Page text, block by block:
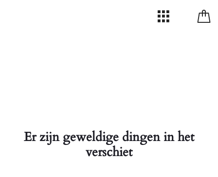
Er zijn geweldige dingen in het
verschiet